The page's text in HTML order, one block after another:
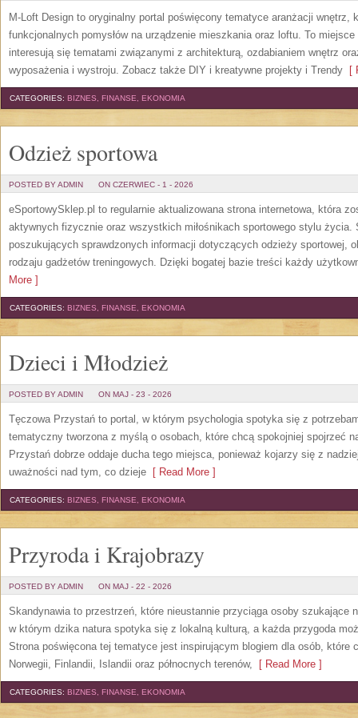
M-Loft Design to oryginalny portal poświęcony tematyce aranżacji wnętrz,
funkcjonalnych pomysłów na urządzenie mieszkania oraz loftu. To
interesują się tematami związanymi z architekturą, ozdabianiem wnętrz
wyposażenia i wystroju. Zobacz także DIY i kreatywne projekty i Trendy [
CATEGORIES: BIZNES, FINANSE, EKONOMIA
Odzież sportowa
POSTED BY ADMIN ON CZERWIEC - 1 - 2026
eSportowySklep.pl to regularnie aktualizowana strona internetowa, która
aktywnych fizycznie oraz wszystkich miłośnikach sportowego stylu życia.
poszukujących sprawdzonych informacji dotyczących odzieży sportowej,
rodzaju gadżetów treningowych. Dzięki bogatej bazie treści każdy
More ]
CATEGORIES: BIZNES, FINANSE, EKONOMIA
Dzieci i Młodzież
POSTED BY ADMIN ON MAJ - 23 - 2026
Tęczowa Przystań to portal, w którym psychologia spotyka się z
tematyczny tworzona z myślą o osobach, które chcą spokojniej spojrzeć
Przystań dobrze oddaje ducha tego miejsca, ponieważ kojarzy się z
uważności nad tym, co dzieje [ Read More ]
CATEGORIES: BIZNES, FINANSE, EKONOMIA
Przyroda i Krajobrazy
POSTED BY ADMIN ON MAJ - 22 - 2026
Skandynawia to przestrzeń, które nieustannie przyciąga osoby szukające
w którym dzika natura spotyka się z lokalną kulturą, a każda przygoda
Strona poświęcona tej tematyce jest inspirującym blogiem dla osób, które
Norwegii, Finlandii, Islandii oraz północnych terenów, [ Read More ]
CATEGORIES: BIZNES, FINANSE, EKONOMIA